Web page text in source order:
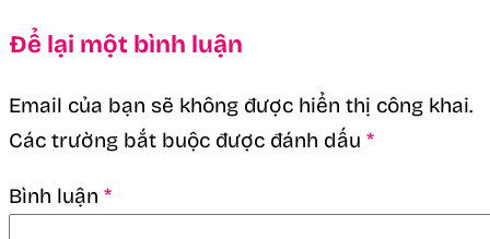
Để lại một bình luận
Email của bạn sẽ không được hiển thị công khai.
Các trường bắt buộc được đánh dấu *
Bình luận *